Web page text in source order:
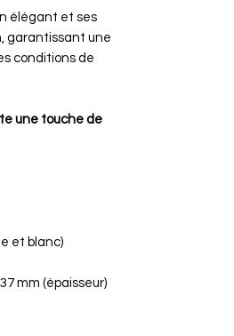
élégant et ses
garantissant une
conditions de
une touche de
et blanc)
mm (épaisseur)